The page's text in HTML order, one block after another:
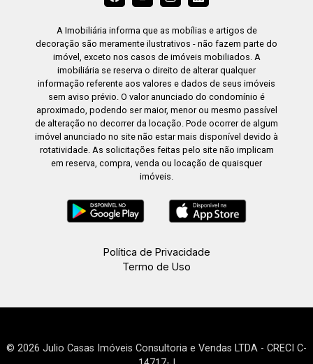
A Imobiliária informa que as mobílias e artigos de
decoração são meramente ilustrativos - não fazem parte do
imóvel, exceto nos casos de imóveis mobiliados. A
imobiliária se reserva o direito de alterar qualquer
informação referente aos valores e dados de seus imóveis
sem aviso prévio. O valor anunciado do condomínio é
aproximado, podendo ser maior, menor ou mesmo passível
de alteração no decorrer da locação. Pode ocorrer de algum
imóvel anunciado no site não estar mais disponível devido à
rotatividade. As solicitações feitas pelo site não implicam
em reserva, compra, venda ou locação de quaisquer
imóveis.
Política de Privacidade
Termo de Uso
© 2026 Julio Casas Imóveis Consultoria e Vendas LTDA - CRECI C-